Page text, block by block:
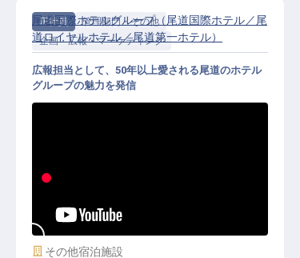
正社員
管理部門・その他
企画・広報・マーケティング
（日勤）／転勤なし
尾道国際ホテルグループ（尾道国際ホテル／尾
道ロイヤルホテル／尾道第一ホテル）
広報担当として、50年以上愛される尾道のホテル
グループの魅力を発信
施設業態
その他宿泊施設